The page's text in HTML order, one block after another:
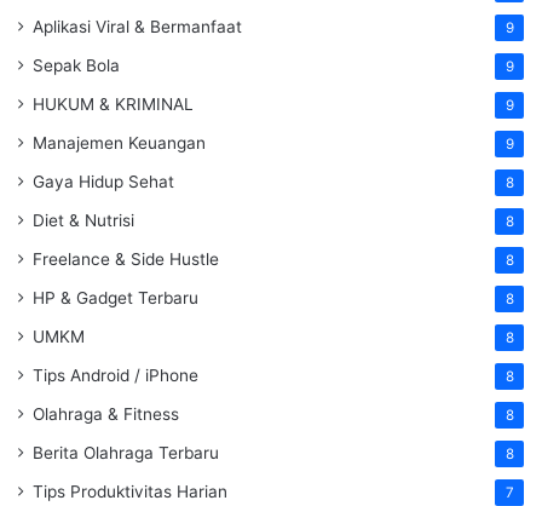
Aplikasi Viral & Bermanfaat 9
Sepak Bola 9
HUKUM & KRIMINAL 9
Manajemen Keuangan 9
Gaya Hidup Sehat 8
Diet & Nutrisi 8
Freelance & Side Hustle 8
HP & Gadget Terbaru 8
UMKM 8
Tips Android / iPhone 8
Olahraga & Fitness 8
Berita Olahraga Terbaru 8
Tips Produktivitas Harian 7